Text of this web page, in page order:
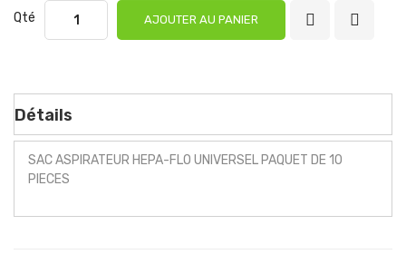
Qté AJOUTER AU PANIER
Détails
SAC ASPIRATEUR HEPA-FLO UNIVERSEL PAQUET DE 10
PIECES